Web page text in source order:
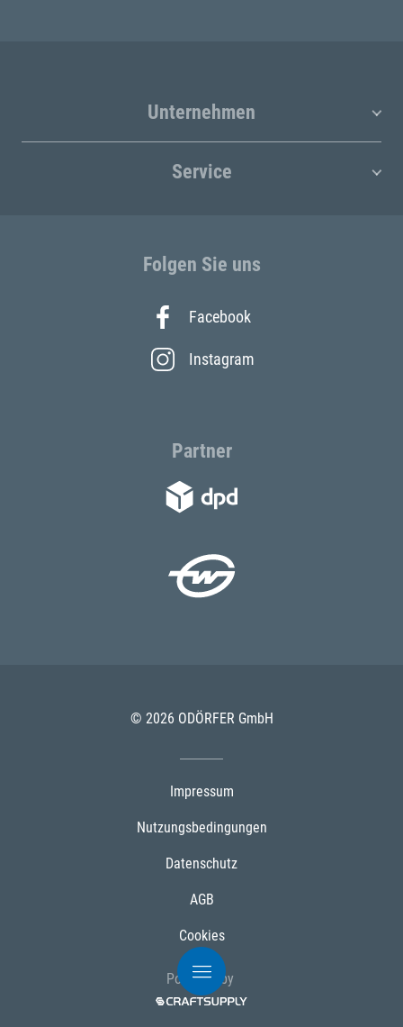
Unternehmen
Service
Folgen Sie uns
Facebook
Instagram
Partner
© 2026 ODÖRFER GmbH
Impressum
Nutzungsbedingungen
Datenschutz
AGB
Cookies
Powered by